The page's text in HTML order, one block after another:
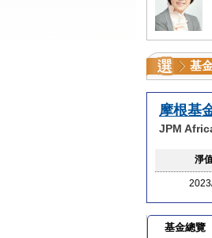
基
摩根基
JPM
淨
基金總覽